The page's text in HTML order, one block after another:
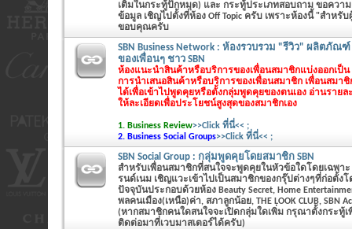
เติมในกระทู้ปักหมุด) และ กระทู้ประเภทสอบถาม ขอควา
ข้อมูล เชิญไปตั้งที่ห้อง Off Topic ครับ เพราะห้องนี้ "สำหรั
ขอบคุณครับ
SBN Business Network : ห้องรวบรวม "รีวิว" ผลิตภัณ
ของเพื่อนๆ ชาว SBN
ห้องแนะนำสินค้าหรือบริการของเพื่อนสมาชิกแบ่งออกเป็
การนำเสนอสินค้าหรือบริการของเพื่อนสมาชิก เพื่อนสมา
ได้เพื่อเข้าไปพูดคุยหรือตั้งกลุ่มพูดคุยของตนเอง อ่านรายล
ให้ละเอียดเพื่อประโยชน์สูงสุดของสมาชิกเอง
1. Business Review>>Click ที่นี่<< ;
2. Business Social Groups>>Click ที่นี่<< ;
SBN Social Group : กลุ่มพูดคุยโดยสมาชิก SBN
สำหรับเพื่อนสมาชิกที่สนใจจะพูดคุยในหัวข้อใดโดยเฉพา
รนด์เนม เชิญแวะเข้าไปเป็นสมาชิกของกรุ๊ปต่างๆที่ก่อตั้งโ
ปัจจุบันประกอบด้วยห้อง Beauty Secret, Home
พลคนเมือง(เหนือ)ค่า, สภาลูกน้อย, THE LOOK CLUB, SBN
(หากสมาชิกคนใดสนใจจะเปิดกลุ่มใดเพิ่ม กรุณาตั้งกระทู้
ติดต่อมาที่เวบมาสเตอร์ได้ครับ)